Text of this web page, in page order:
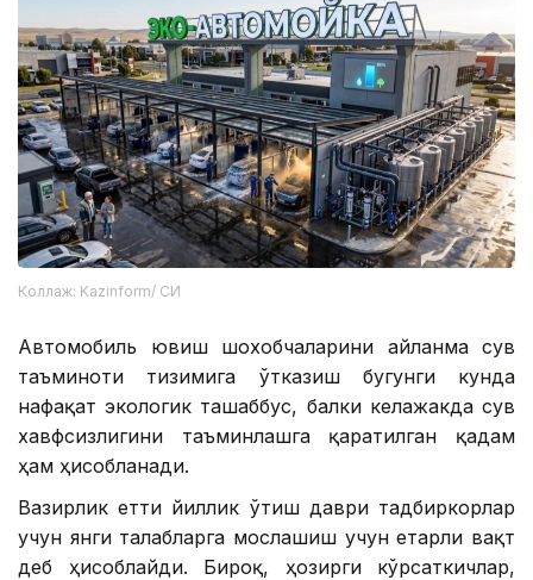
Коллаж: Kazinform/ СИ
Автомобиль ювиш шохобчаларини айланма сув
таъминоти тизимига ўтказиш бугунги кунда
нафақат экологик ташаббус, балки келажакда сув
хавфсизлигини таъминлашга қаратилган қадам
ҳам ҳисобланади.
Вазирлик етти йиллик ўтиш даври тадбиркорлар
учун янги талабларга мослашиш учун етарли вақт
деб ҳисоблайди. Бироқ, ҳозирги кўрсаткичлар,